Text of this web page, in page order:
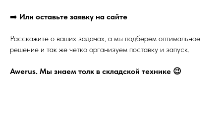
➡️ Или оставьте заявку на сайте
Расскажите о ваших задачах, а мы подберем оптимальное
решение и так же четко организуем поставку и запуск.
Awerus. Мы знаем толк в складской технике 😉